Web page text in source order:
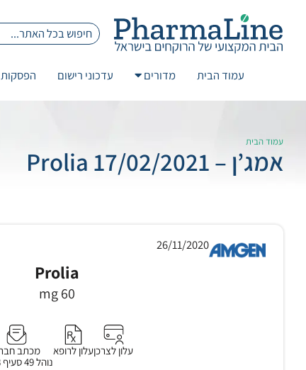
עמוד הבית מדורים עדכוני רישום הפסקות
עמוד הבית
אמג’ן – 17/02/2021 Prolia
26/11/2020
Prolia
60 mg
עלון לצרכןעלון לרופא
מכתב
נוהל 49 סעיף 3.2.3